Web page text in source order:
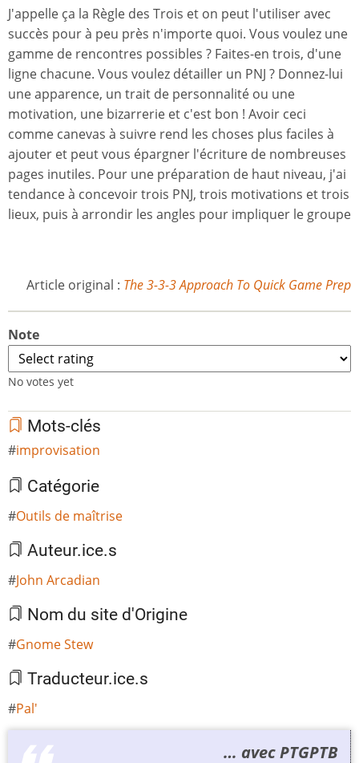
J'appelle ça la Règle des Trois et on peut l'utiliser avec
succès pour à peu près n'importe quoi. Vous voulez une
gamme de rencontres possibles ? Faites-en trois, d'une
ligne chacune. Vous voulez détailler un PNJ ? Donnez-lui
une apparence, un trait de personnalité ou une
motivation, une bizarrerie et c'est bon ! Avoir ceci
comme canevas à suivre rend les choses plus faciles à
ajouter et peut vous épargner l'écriture de nombreuses
pages inutiles. Pour une préparation de haut niveau, j'ai
tendance à concevoir trois PNJ, trois motivations et trois
lieux, puis à arrondir les angles pour impliquer le groupe
Article original : The 3-3-3 Approach To Quick Game Prep
Note
No votes yet
Mots-clés
improvisation
Catégorie
Outils de maîtrise
Auteur.ice.s
John Arcadian
Nom du site d'Origine
Gnome Stew
Traducteur.ice.s
Pal'
… avec PTGPTB